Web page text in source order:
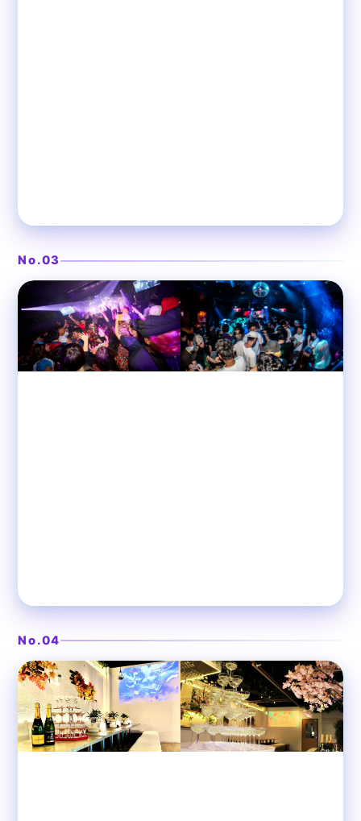
No.03
渋谷 貸切パーティースペース
LAUREL TOKYO（ローレル
東京）
No.04
渋谷 貸切パーティースペース
ラグジュアリーリゾートの大人空間
渋谷ピカリエリゾート本店